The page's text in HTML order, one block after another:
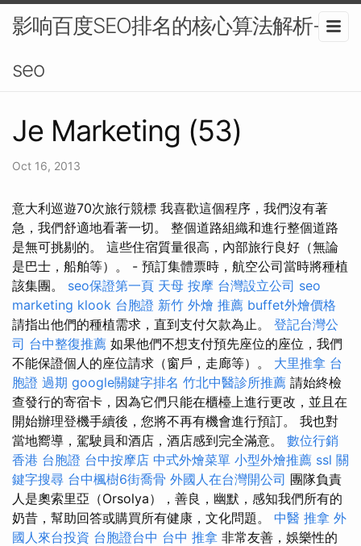
影响百度SEO排名的核心算法解析-
seo
Je Marketing (53)
Oct 16, 2013
意大利巡遊70次旅行競標 我喜歡這個程序，我們沒有著
急，我們舒適地看著一切。 整個道路組織和進行整個道路
是無可挑剔的。 這些住宿質量很高，內部旅行良好（無論
是巴士，船舶等）。 - 預訂集體票時，航空公司當時將種植
該集團。 seo保證第一頁 天母 按摩 台灣設立公司 seo
marketing klook 台胞證 新竹 外燴 推薦 buffet外燴價格
請指出他們的種植需求，直到支付欠款為止。 登記台灣公
司 台中整復推薦 如果他們不想支付預先座位的座位，我們
不能保證個人的座位請求（窗戶，走廊等）。 大里推拿 台
胞證 過期 google關鍵字排名 竹北中醫診所推薦 請始終檢
查發行的寄宿卡，因為它們只能在櫃檯上進行更改，並且在
開始辦理登機手續後，您將不再有機會進行預訂。 我也對
當地嚮導，駕駛員和酒店，酒店感到完全滿意。 數位行銷
香港 台胞證 台中按摩店 中式外燴菜單 小型外燴推薦 ssl 關
鍵字搜尋 台中楓樹6街喬骨 外國人在台灣開公司 團隊負責
人是奧索里亞（Orsolya），善良，幽默，感知我們所有的
奶昔，幫助回答或購買所有健康，文化問題。 中醫 推拿 外
國人來台投資 台胞證台中 台中 推拿 非常友善，娛樂性的